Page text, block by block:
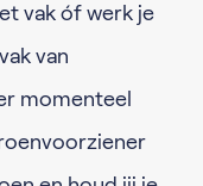
vak óf werk je
van
momenteel